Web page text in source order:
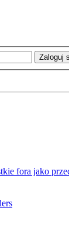
fora jako